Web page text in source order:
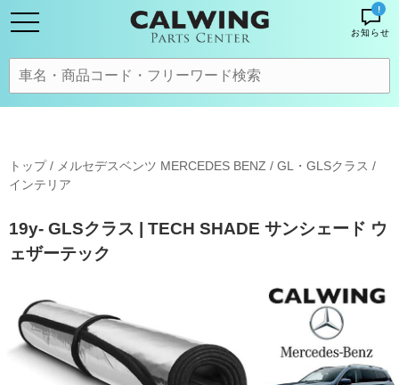
!
お知らせ
トップ/ メルセデスベンツ MERCEDES BENZ / GL・GLSクラス /
インテリア
19y- GLSクラス | TECH SHADE サンシェード ウ
ェザーテック